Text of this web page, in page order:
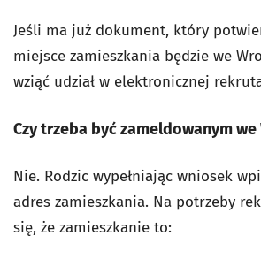
Jeśli ma już dokument, który
miejsce zamieszkania będzie we
wziąć udział w elektronicznej
Czy trzeba być zameldowanym we
Nie. Rodzic wypełniając wniosek
adres zamieszkania. Na potrzeby
się, że zamieszkanie to: